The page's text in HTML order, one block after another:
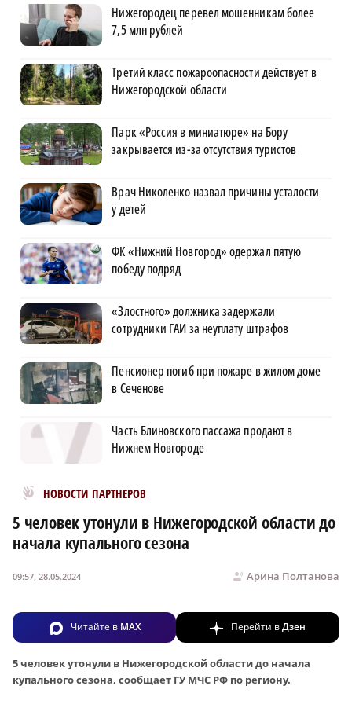
Нижегородец перевел мошенникам более
7,5 млн рублей
Третий класс пожароопасности действует в
Нижегородской области
Парк «Россия в миниатюре» на Бору
закрывается из-за отсутствия туристов
Врач Николенко назвал причины усталости
у детей
ФК «Нижний Новгород» одержал пятую
победу подряд
«Злостного» должника задержали
сотрудники ГАИ за неуплату штрафов
Пенсионер погиб при пожаре в жилом доме
в Сеченове
Часть Блиновского пассажа продают в
Нижнем Новгороде
НОВОСТИ ПАРТНЕРОВ
Новости МирТесен
5 человек утонули в Нижегородской области до
начала купального сезона
Арина Полтанова
09:57, 28.05.2024
Читайте в MAX Перейти вДзен
5 человек утонули в Нижегородской области до начала
купального сезона, сообщает ГУ МЧС РФ по региону.